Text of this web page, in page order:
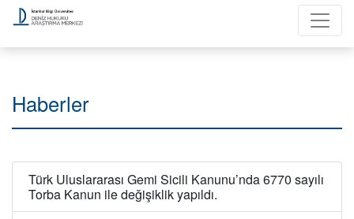
Haberler
Türk Uluslararası Gemi Sicili Kanunu’nda 6770 sayılı
Torba Kanun ile değişiklik yapıldı.